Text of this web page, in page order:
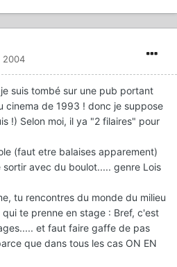
2004
suis tombé sur une pub portant
cinema de 1993 ! donc je suppose
!) Selon moi, il ya "2 filaires" pour
(faut etre balaises apparement)
avec du boulot..... genre Lois
tu rencontres du monde du milieu
te prenne en stage : Bref, c'est
et faut faire gaffe de pas
que dans tous les cas ON EN